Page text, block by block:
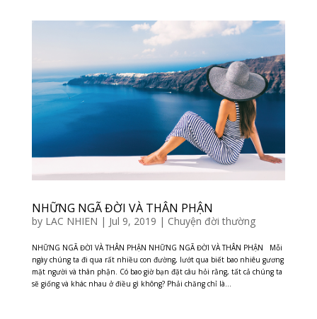
NHỮNG NGÃ ĐỜI VÀ THÂN PHẬN
by LAC NHIEN | Jul 9, 2019 | Chuyện đời thường
NHỮNG NGÃ ĐỜI VÀ THÂN PHẬN NHỮNG NGÃ ĐỜI VÀ THÂN PHẬN Mỗi
ngày chúng ta đi qua rất nhiều con đường, lướt qua biết bao nhiêu gương
mặt người và thân phận. Có bao giờ bạn đặt câu hỏi rằng, tất cả chúng ta
sẽ giống và khác nhau ở điều gì không? Phải chăng chỉ là...